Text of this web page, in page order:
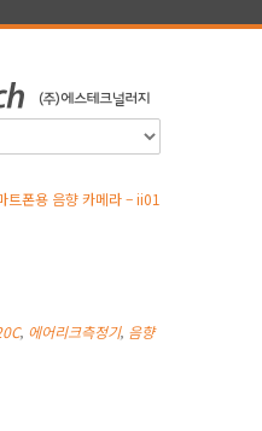
트폰용 음향 카메라 – ii01
, 에어리크측정기, 음향